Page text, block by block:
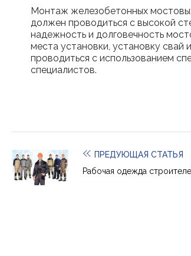
Монтаж железобетонных
должен проводиться с высокой
надежность и долговечность
места установки, установку
проводиться с использованием
специалистов.
ПРЕДУЮЩАЯ СТАТЬЯ
Рабочая одежда